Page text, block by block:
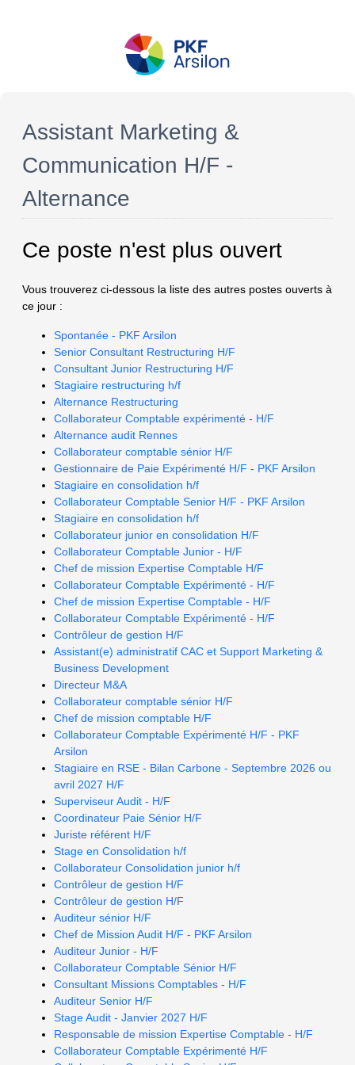
Assistant Marketing &
Communication H/F -
Alternance
Ce poste n'est plus ouvert
Vous trouverez ci-dessous la liste des autres postes ouverts à
ce jour :
Spontanée - PKF Arsilon
Senior Consultant Restructuring H/F
Consultant Junior Restructuring H/F
Stagiaire restructuring h/f
Alternance Restructuring
Collaborateur Comptable expérimenté - H/F
Alternance audit Rennes
Collaborateur comptable sénior H/F
Gestionnaire de Paie Expérimenté H/F - PKF Arsilon
Stagiaire en consolidation h/f
Collaborateur Comptable Senior H/F - PKF Arsilon
Stagiaire en consolidation h/f
Collaborateur junior en consolidation H/F
Collaborateur Comptable Junior - H/F
Chef de mission Expertise Comptable H/F
Collaborateur Comptable Expérimenté - H/F
Chef de mission Expertise Comptable - H/F
Collaborateur Comptable Expérimenté - H/F
Contrôleur de gestion H/F
Assistant(e) administratif CAC et Support Marketing &
Business Development
Directeur M&A
Collaborateur comptable sénior H/F
Chef de mission comptable H/F
Collaborateur Comptable Expérimenté H/F - PKF
Arsilon
Stagiaire en RSE - Bilan Carbone - Septembre 2026 ou
avril 2027 H/F
Superviseur Audit - H/F
Coordinateur Paie Sénior H/F
Juriste référent H/F
Stage en Consolidation h/f
Collaborateur Consolidation junior h/f
Contrôleur de gestion H/F
Contrôleur de gestion H/F
Auditeur sénior H/F
Chef de Mission Audit H/F - PKF Arsilon
Auditeur Junior - H/F
Collaborateur Comptable Sénior H/F
Consultant Missions Comptables - H/F
Auditeur Senior H/F
Stage Audit - Janvier 2027 H/F
Responsable de mission Expertise Comptable - H/F
Collaborateur Comptable Expérimenté H/F